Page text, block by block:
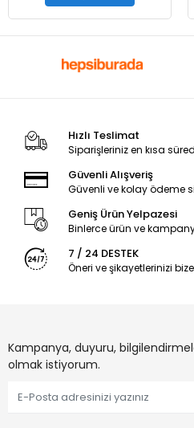
Hızlı Teslimat
Siparişleriniz en kısa
Güvenli Alışveriş
Güvenli ve kolay ödeme
Geniş Ürün Yelpazesi
Binlerce ürün ve
7 / 24 DESTEK
Öneri ve şikayetlerinizi
Kampanya, duyuru,
olmak istiyorum.